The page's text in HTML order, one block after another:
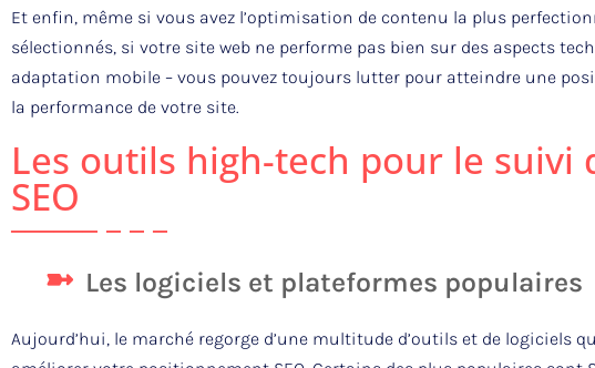
Et enfin, même si vous avez l’optimisation de contenu la plus
sélectionnés, si votre site web ne performe pas bien sur des aspects
adaptation mobile – vous pouvez toujours lutter pour atteindre une
la performance de votre site.
Les outils high-tech pour le
SEO
Les logiciels et plateformes populaires
Aujourd’hui, le marché regorge d’une multitude d’outils et de logiciels